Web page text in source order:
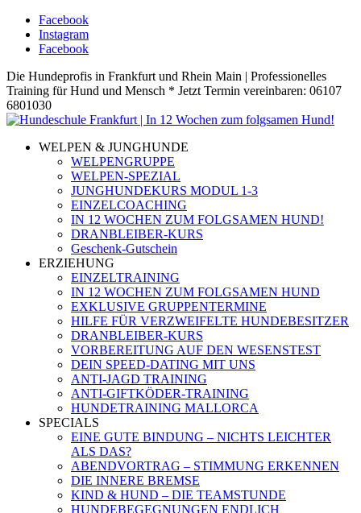
Facebook
Instagram
Facebook
Die Hundeprofis in Frankfurt und Rhein Main | Professionelles
Training für Hund und Mensch * Jetzt Termin vereinbaren: 06107
6801030
WELPEN & JUNGHUNDE
WELPENGRUPPE
WELPEN-SPEZIAL
JUNGHUNDEKURS MODUL 1-3
EINZELCOACHING
IN 12 WOCHEN ZUM FOLGSAMEN HUND!
DRANBLEIBER-KURS
Geschenk-Gutschein
ERZIEHUNG
EINZELTRAINING
IN 12 WOCHEN ZUM FOLGSAMEN HUND
EXKLUSIVE GRUPPENTERMINE
HILFE FÜR VERZWEIFELTE HUNDEBESITZER
DRANBLEIBER-KURS
VORBEREITUNG AUF DEN WESENSTEST
DEIN SPEED-DATING MIT UNS
ANTI-JAGD TRAINING
ANTI-GIFTKÖDER-TRAINING
HUNDETRAINING MALLORCA
SPECIALS
EINE GUTE BINDUNG – NICHTS LEICHTER
ALS DAS?
ABENDVORTRAG – STIMMUNG ERKENNEN
DIE INNERE BREMSE
KIND & HUND – DIE TEAMSTUNDE
HUNDEBEGEGNUNGEN ENDLICH